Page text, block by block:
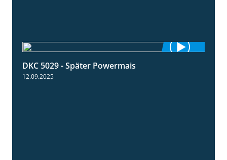
DKC 5029 - Später Powermais
12.09.2025